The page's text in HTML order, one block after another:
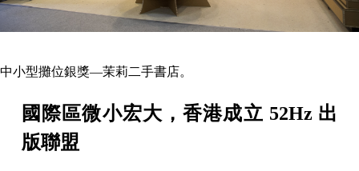
中小型攤位銀獎—茉莉二手書店。
國際區微小宏大，香港成立 52Hz 出
版聯盟